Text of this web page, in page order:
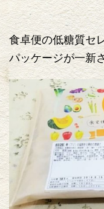
食卓便の低糖質セ
パッケージが一新